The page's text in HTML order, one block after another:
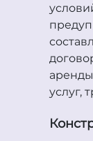
услуг,